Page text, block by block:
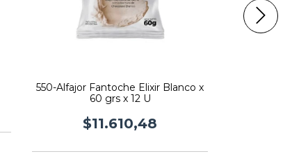
550-Alfajor Fantoche Elixir Blanco x
60 grs x 12 U
$11.610,48